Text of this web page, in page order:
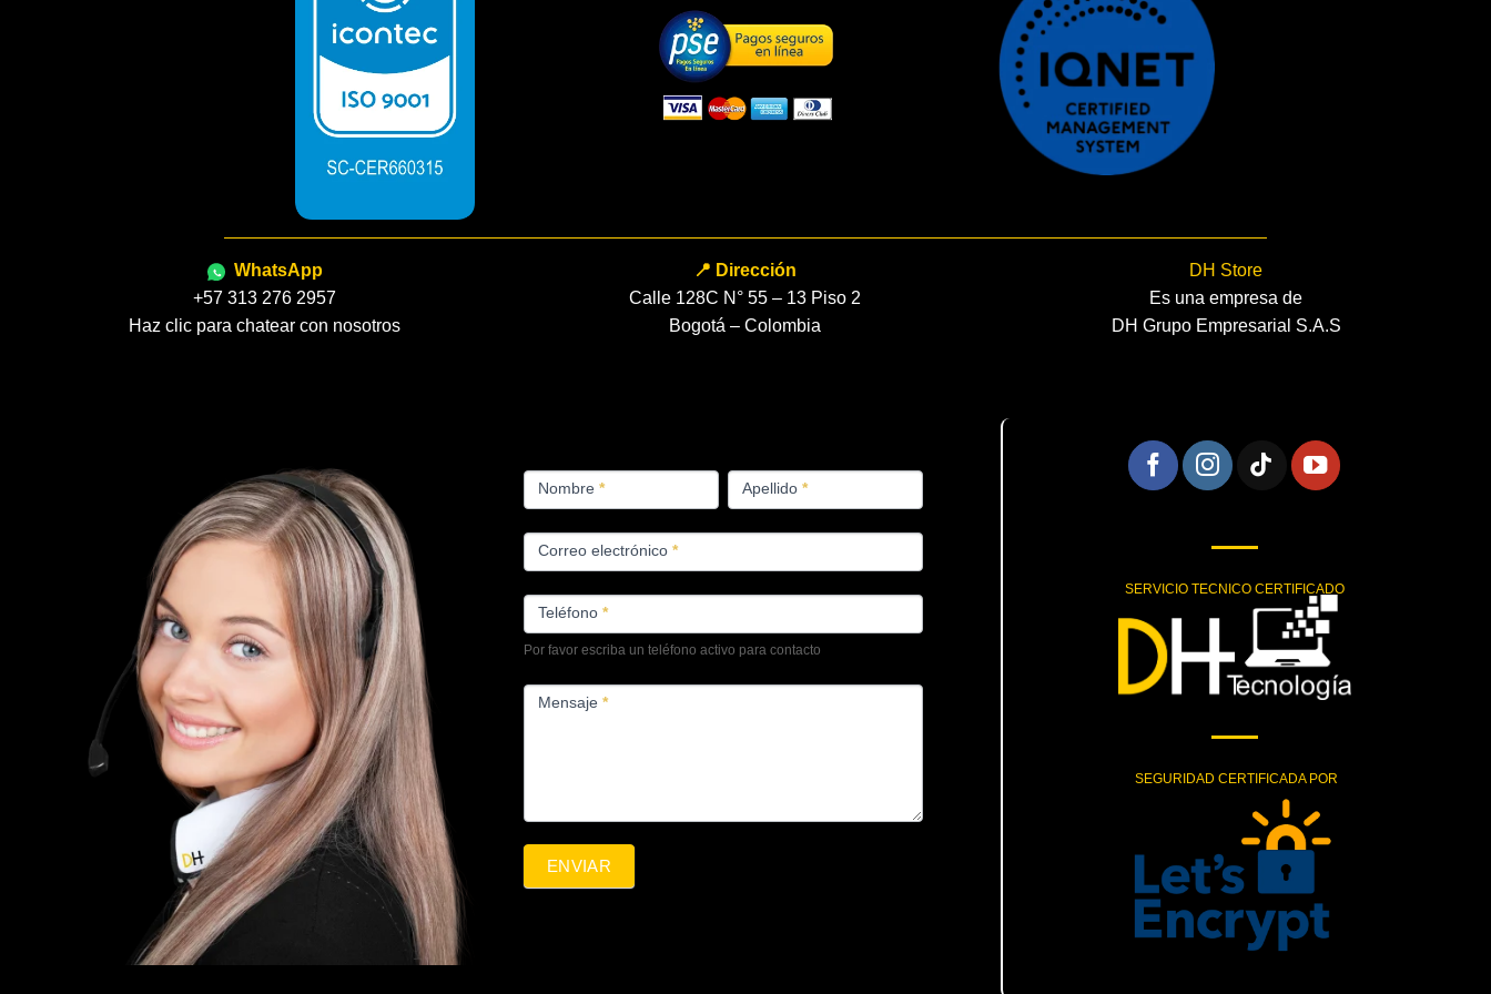
WhatsApp
+57 313 276 2957
Haz clic para chatear con nosotros
📍 Dirección
Calle 128C N° 55 – 13 Piso 2
Bogotá – Colombia
DH Store
Es una empresa de
DH Grupo Empresarial S.A.S
PRODUCTOS
Nombre * Apellido *
Correo electrónico *
Teléfono *
Por favor escriba un teléfono activo para contacto
Mensaje *
ENVIAR
SERVICIO TECNICO CERTIFICADO
SEGURIDAD CERTIFICADA POR